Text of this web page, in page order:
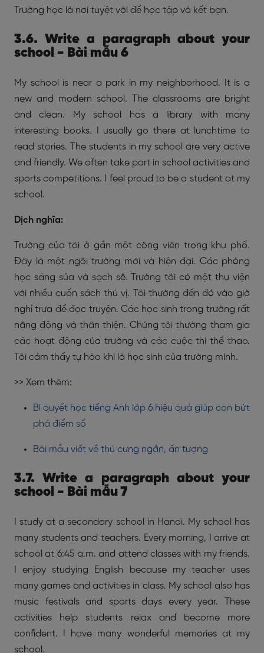
Trường học là nơi tuyệt vời để học tập và kết bạn.
3.6. Write a paragraph about your
school - Bài mẫu 6
My school is near a park in my neighborhood. It is a
new and modern school. The classrooms are bright
and clean. My school has a library with many
interesting books. I usually go there at lunchtime to
read stories. The students in my school are very active
and friendly. We often take part in school activities and
sports competitions. I feel proud to be a student at my
school.
Dịch nghĩa:
Trường của tôi ở gần một công viên trong khu phố.
Đây là một ngôi trường mới và hiện đại. Các phòng
học sáng sủa và sạch sẽ. Trường tôi có một thư viện
với nhiều cuốn sách thú vị. Tôi thường đến đó vào giờ
nghỉ trưa để đọc truyện. Các học sinh trong trường rất
năng động và thân thiện. Chúng tôi thường tham gia
các hoạt động của trường và các cuộc thi thể thao.
Tôi cảm thấy tự hào khi là học sinh của trường mình.
>> Xem thêm:
Bí quyết học tiếng Anh lớp 6 hiệu quả giúp con bứt
phá điểm số
Bài mẫu viết về thú cưng ngắn, ấn tượng
3.7. Write a paragraph about your
school - Bài mẫu 7
I study at a secondary school in Hanoi. My school has
many students and teachers. Every morning, I arrive at
school at 6:45 a.m. and attend classes with my friends.
I enjoy studying English because my teacher uses
many games and activities in class. My school also has
music festivals and sports days every year. These
activities help students relax and become more
confident. I have many wonderful memories at my
school.